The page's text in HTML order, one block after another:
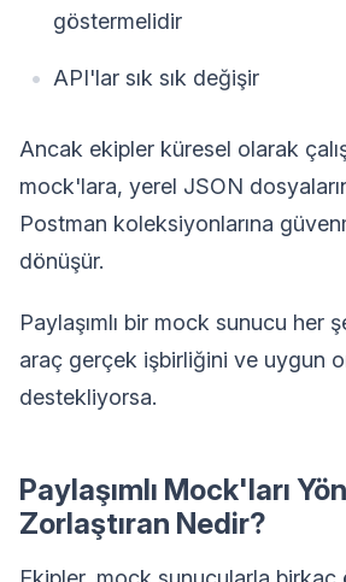
göstermelidir
API'lar sık sık değişir
Ancak ekipler küresel olarak
mock'lara, yerel JSON
Postman koleksiyonlarına
dönüşür.
Paylaşımlı bir mock sunucu her
araç gerçek işbirliğini ve uygun
destekliyorsa.
Paylaşımlı Mock'ları
Zorlaştıran Nedir?